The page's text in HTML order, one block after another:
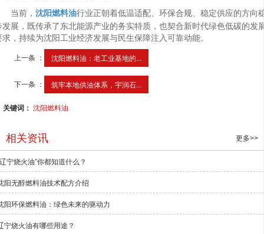
当前， 沈阳燃料油行业正朝着低温适配、环保合规、稳定供应的方向
发展，既传承了东北能源产业的务实特质，也契合新时代绿色低碳的发
，持续为沈阳工业经济发展与民生保障注入可靠动能。
上一条 ： 沈阳燃料油：老工业基地的...
下一条 ： 筑牢本地供油体系，宇润石...
关键词： 沈阳燃料油
相关资讯 更多>>
宁烧火油”你都知道什么？
阳无醇燃料油技术配方介绍
阳环保燃料油：绿色未来的驱动力
宁烧火油有哪些用途？